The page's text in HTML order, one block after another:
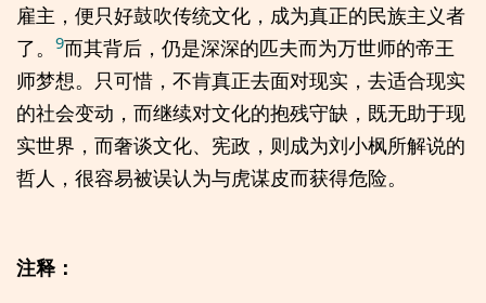
雇主，便只好鼓吹传统文化，成为真正的民族主义者
了。 9而其背后，仍是深深的匹夫而为万世师的帝王
师梦想。只可惜，不肯真正去面对现实，去适合现实
的社会变动，而继续对文化的抱残守缺，既无助于现
实世界，而奢谈文化、宪政，则成为刘小枫所解说的
哲人，很容易被误认为与虎谋皮而获得危险。
注释：